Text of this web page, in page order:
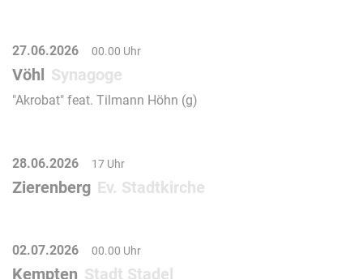
27.06.2026 00.00 Uhr
Vöhl Synagoge
"Akrobat" feat. Tilmann Höhn (g)
28.06.2026 17 Uhr
Zierenberg Ev. Stadtkirche
02.07.2026 00.00 Uhr
Kempten Stadt Stadel